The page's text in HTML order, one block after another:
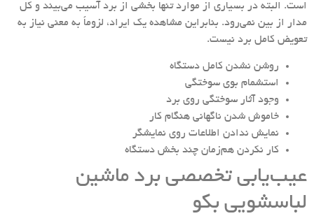
است. البته در بسیاری از موارد تنها بخشی از برد آسیب می‌بیند و کل
مدار از بین نمی‌رود. بنابراین مشاهده یک ایراد، لزوماً به معنی نیاز به
تعویض کامل برد نیست.
روشن نشدن کامل دستگاه
استشمام بوی سوختگی
وجود آثار سوختگی روی برد
خاموش شدن ناگهانی هنگام کار
نمایش ندادن اطلاعات روی نمایشگر
کار نکردن هم‌زمان چند بخش دستگاه
عیب‌یابی تخصصی برد ماشین
لباسشویی بکو